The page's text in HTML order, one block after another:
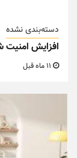
دسته‌بندی نشده
افزایش امنیت